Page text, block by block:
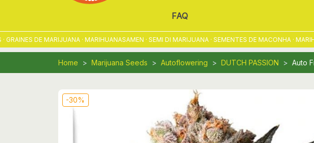
FAQ
DE MARIJUANA · MARIHUANASAMEN · SEMI DI MARIJUANA · SEMENTES DE MACONHA ·
Home Marijuana Seeds Autoflowering DUTCH PASSION Auto
-30%